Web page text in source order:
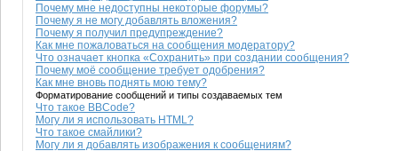
Почему мне недоступны некоторые форумы?
Почему я не могу добавлять вложения?
Почему я получил предупреждение?
Как мне пожаловаться на сообщения модератору?
Что означает кнопка «Сохранить» при создании сообщения?
Почему моё сообщение требует одобрения?
Как мне вновь поднять мою тему?
Форматирование сообщений и типы создаваемых тем
Что такое BBCode?
Могу ли я использовать HTML?
Что такое смайлики?
Могу ли я добавлять изображения к сообщениям?